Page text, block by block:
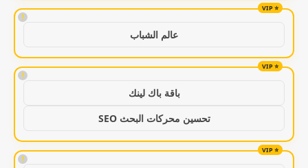
!
عالم الشباب
!
باقة باك لينك
تحسين محركات البحث SEO
!